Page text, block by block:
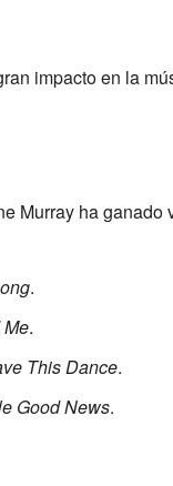
impacto en la
Murray ha ganado
.
Me.
This Dance.
Good News.